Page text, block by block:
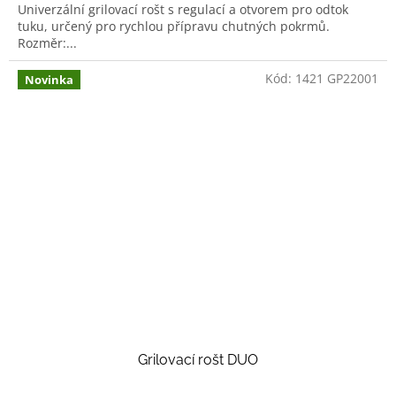
Univerzální grilovací rošt s regulací a otvorem pro odtok
tuku, určený pro rychlou přípravu chutných pokrmů.
Rozměr:...
Novinka
Grilovací rošt DUO
Kód: 1421 GP22001